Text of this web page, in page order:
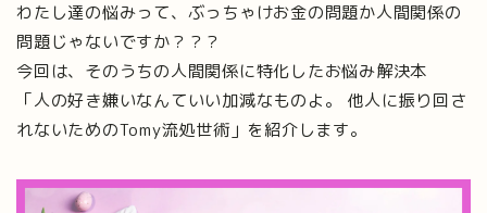
わたし達の悩みって、ぶっちゃけお金の問題か人間関係の
問題じゃないですか？？？
今回は、そのうちの人間関係に特化したお悩み解決本
「人の好き嫌いなんていい加減なものよ。 他人に振り回さ
れないためのTomy流処世術」を紹介します。